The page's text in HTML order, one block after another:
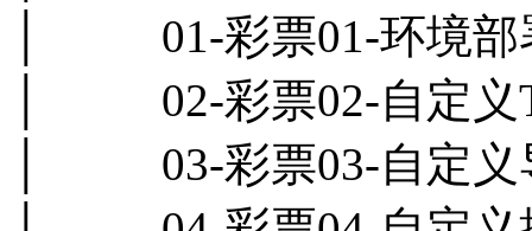
│ 01-彩票01-环境部
│ 02-彩票02-自定义
│ 03-彩票03-自定义